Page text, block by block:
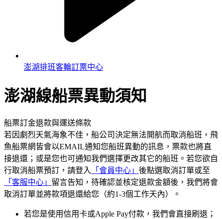
澎湖排班客輪訂票中心
澎湖線船票異動須知
船票訂金退款與運送條款
若因劇烈天氣海象不佳，船公司決定無法開航而取消船班，飛
魚船票網皆會以EMAIL通知您船班異動的訊息，票款也將直
接退還；或是您也可通知我們選擇更改其它的船班。若您欲自
行取消船票預訂，請登入
「會員中心」 後點選取消訂單或至
「客服中心」 留言告知，待確認並核定退款金額後，我們將會
取消訂單並將款項退還給您（約1-3個工作天內）。
若您是使用信用卡或Apple Pay付款，我們會直接刷退；